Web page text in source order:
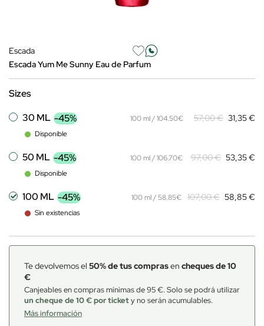
Escada
Escada Yum Me Sunny Eau de Parfum
Sizes
30 ML -45%
Disponible
100 ml / 104.50€ 57,00 € 31,35 €
50 ML -45%
Disponible
100 ml / 106.70€ 97,00 € 53,35 €
100 ML -45%
Sin existencias
100 ml / 58.85€ 107,00 € 58,85 €
Te devolvemos el 50% de tus comprasen cheques de 10
€
Canjeables en compras mínimas de 95 €. Solo se podrá utilizar
un cheque de 10 € por tickety no serán acumulables.
Más información